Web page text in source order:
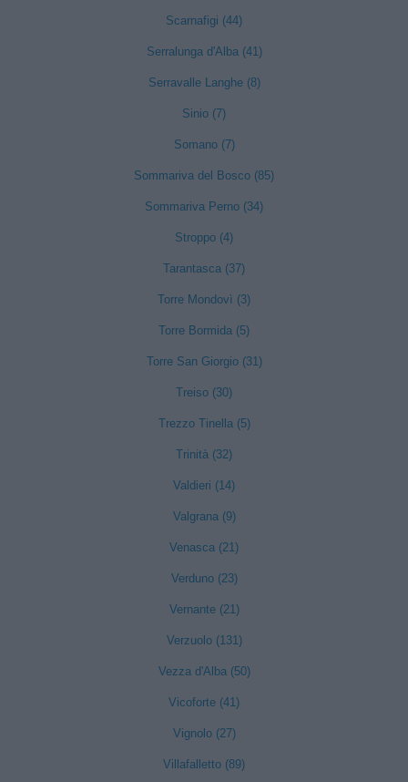
Scarnafigi (44)
Serralunga d'Alba (41)
Serravalle Langhe (8)
Sinio (7)
Somano (7)
Sommariva del Bosco (85)
Sommariva Perno (34)
Stroppo (4)
Tarantasca (37)
Torre Mondovì (3)
Torre Bormida (5)
Torre San Giorgio (31)
Treiso (30)
Trezzo Tinella (5)
Trinità (32)
Valdieri (14)
Valgrana (9)
Venasca (21)
Verduno (23)
Vernante (21)
Verzuolo (131)
Vezza d'Alba (50)
Vicoforte (41)
Vignolo (27)
Villafalletto (89)